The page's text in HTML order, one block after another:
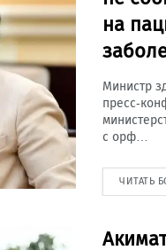
на
Министр
пресс-
с орф…
ЧИТАТЬ